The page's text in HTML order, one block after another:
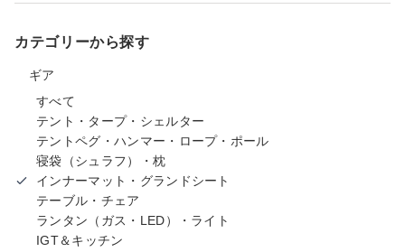
カテゴリーから探す
ギア
すべて
テント・タープ・シェルター
テントペグ・ハンマー・ロープ・ポール
寝袋（シュラフ）・枕
インナーマット・グランドシート
テーブル・チェア
ランタン（ガス・LED）・ライト
IGT＆キッチン